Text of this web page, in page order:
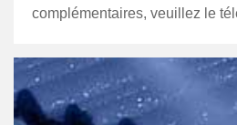
complémentaires, veuillez le